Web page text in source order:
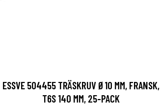
ESSVE 504455 TRÄSKRUV Ø10 MM, FRANSK,
T6S 140 MM, 25-PACK